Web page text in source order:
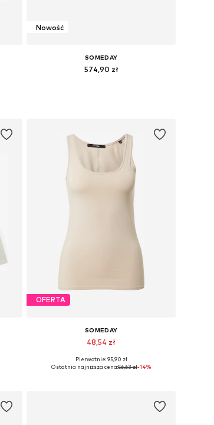
Nowość
SOMEDAY
574,90 zł
OFERTA
SOMEDAY
48,54 zł
Dostępne rozmiary: S, M
Pierwotnie: 95,90 zł
Ostatnia najniższa cena:56,63 zł-14%